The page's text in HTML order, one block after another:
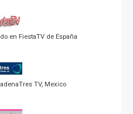
en FiestaTV de España
TV, Mexico